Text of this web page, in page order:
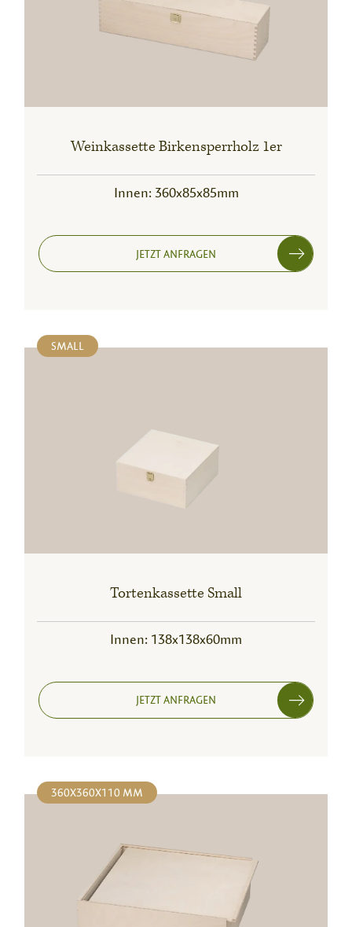
Weinkassette Birkensperrholz 1er
Innen: 360x85x85mm
JETZT ANFRAGEN
SMALL
Tortenkassette Small
Innen: 138x138x60mm
JETZT ANFRAGEN
360X360X110 MM